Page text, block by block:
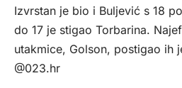
Izvrstan je bio i Buljević s 18
do 17 je stigao Torbarina.
utakmice, Golson, postigao ih
@023.hr